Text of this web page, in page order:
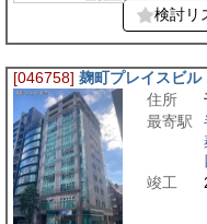
検討リ
[046758] 麹町プレイスビル
住所
最寄駅
竣工